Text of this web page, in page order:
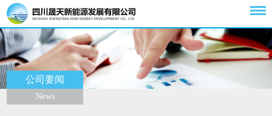
公司要闻
News